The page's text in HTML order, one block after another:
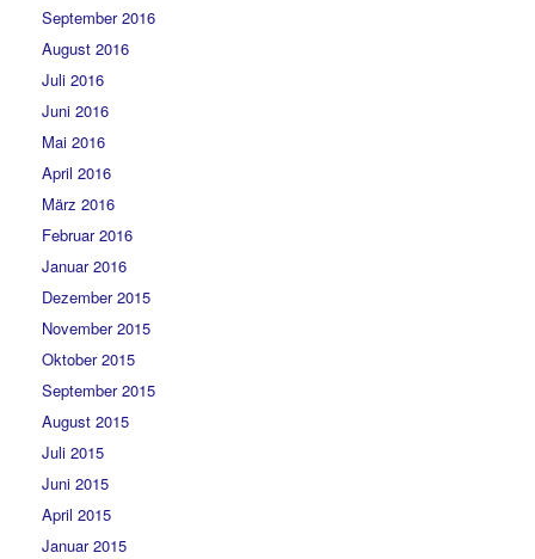
September 2016
August 2016
Juli 2016
Juni 2016
Mai 2016
April 2016
März 2016
Februar 2016
Januar 2016
Dezember 2015
November 2015
Oktober 2015
September 2015
August 2015
Juli 2015
Juni 2015
April 2015
Januar 2015